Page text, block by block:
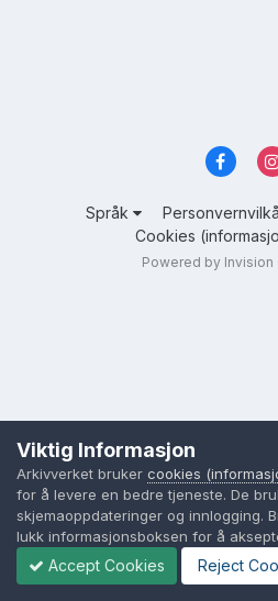
Språk
Cookies
Powered by Invision
Viktig Informasjon
Arkivverket bruker cookies
for å levere en bedre tjeneste. De
skjemaoppdateringer og innlogging.
lukk informasjonsboksen for å
Accept Cookies Reject